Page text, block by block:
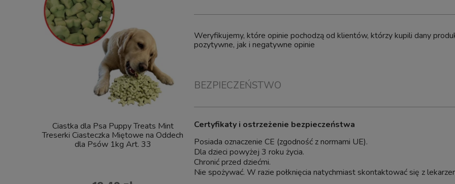
Ciastka dla Psa Puppy Treats Mint
Treserki Ciasteczka Miętowe na Oddech
dla Psów 1kg Art. 33
Pinceta Pęseta Prosta Hobby Tool
Aquaforest Kh Buffer 5000g Balling
Preparat do Podnoszenia KH
Weryfikujemy, które opinie pochodzą od klientów, którzy kupili dany
pozytywne, jak i negatywne opinie
BEZPIECZEŃSTWO
Certyfikaty i ostrzeżenie bezpieczeństwa
Posiada oznaczenie CE (zgodność z normami UE).
Dla dzieci powyżej 3 roku życia.
Chronić przed dziećmi.
Nie spożywać. W razie połknięcia natychmiast skontaktować się z